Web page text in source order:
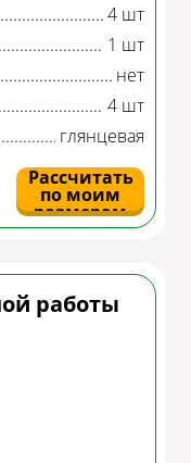
4 шт
1 шт
нет
4 шт
глянцевая
Рассчитать
по моим
размерам
работы